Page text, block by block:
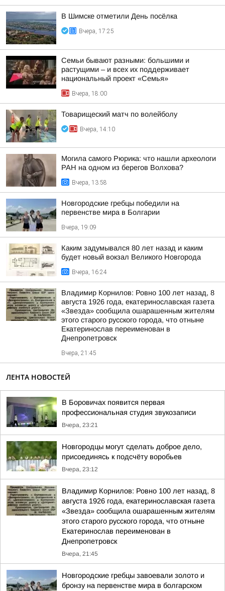
В Шимске отметили День посёлка
Вчера, 17:25
Семьи бывают разными: большими и
растущими – и всех их поддерживает
национальный проект «Семья»
Вчера, 18:00
Товарищеский матч по волейболу
Вчера, 14:10
Могила самого Рюрика: что нашли археологи
РАН на одном из берегов Волхова?
Вчера, 13:58
Новгородские гребцы победили на
первенстве мира в Болгарии
Вчера, 19:09
Каким задумывался 80 лет назад и каким
будет новый вокзал Великого Новгорода
Вчера, 16:24
Владимир Корнилов: Ровно 100 лет назад, 8
августа 1926 года, екатеринославская газета
«Звезда» сообщила ошарашенным жителям
этого старого русского города, что отныне
Екатеринослав переименован в
Днепропетровск
Вчера, 21:45
ЛЕНТА НОВОСТЕЙ
В Боровичах появится первая
профессиональная студия звукозаписи
Вчера, 23:21
Новгородцы могут сделать доброе дело,
присоединясь к подсчёту воробьев
Вчера, 23:12
Владимир Корнилов: Ровно 100 лет назад, 8
августа 1926 года, екатеринославская газета
«Звезда» сообщила ошарашенным жителям
этого старого русского города, что отныне
Екатеринослав переименован в
Днепропетровск
Вчера, 21:45
Новгородские гребцы завоевали золото и
бронзу на первенстве мира в болгарском